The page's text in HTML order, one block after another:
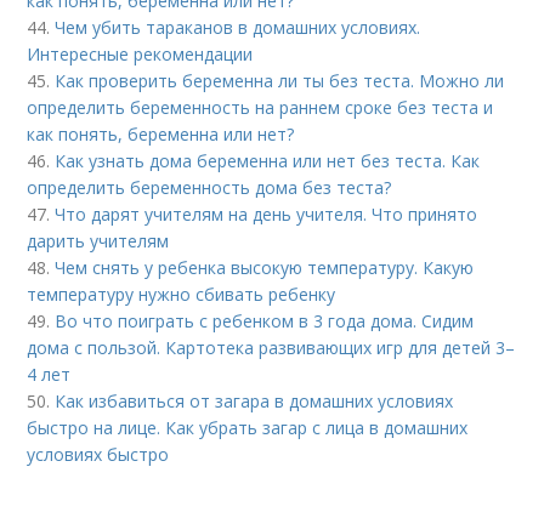
44.Чем убить тараканов в домашних условиях.
Интересные рекомендации
45. Как проверить беременна ли ты без теста. Можно ли
определить беременность на раннем сроке без теста и
как понять, беременна или нет?
46. Как узнать дома беременна или нет без теста. Как
определить беременность дома без теста?
47.Что дарят учителям на день учителя. Что принято
дарить учителям
48.Чем снять у ребенка высокую температуру. Какую
температуру нужно сбивать ребенку
49. Во что поиграть с ребенком в 3 года дома. Сидим
дома с пользой. Картотека развивающих игр для детей 3–
4 лет
50. Как избавиться от загара в домашних условиях
быстро на лице. Как убрать загар с лица в домашних
условиях быстро